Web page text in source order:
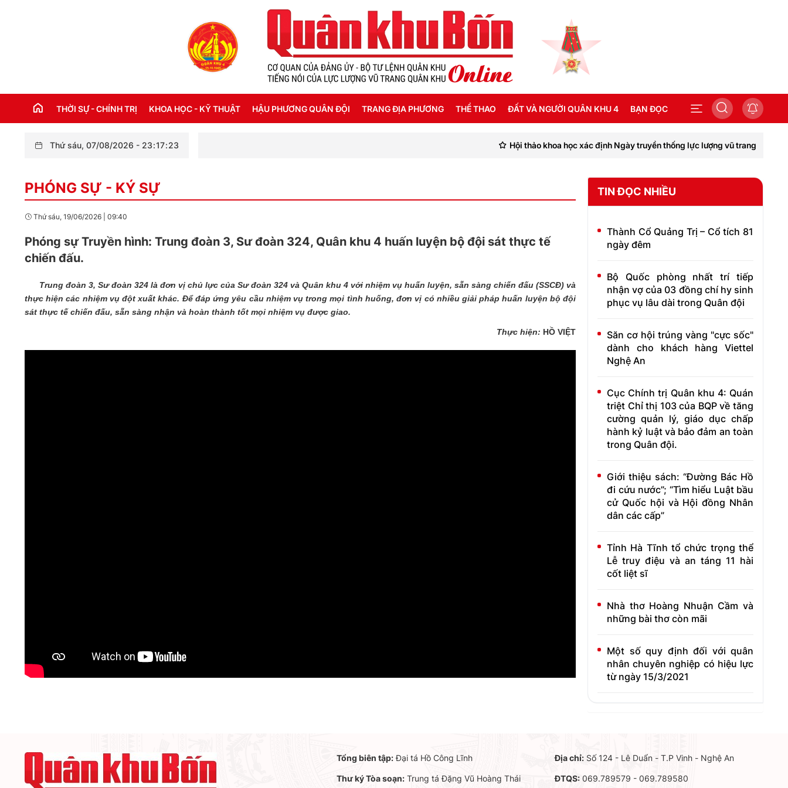
THỜI SỰ - CHÍNH TRỊ
THỜI SỰ QUỐC TẾ
KỶ NIỆM 110 NĂM NGÀY BÁC HỒ RA ĐI
TÌM ĐƯỜNG CỨU NƯỚC (05/6/1911 -
CHÀO MỪNG KỶ NIỆM 75 NĂM NGÀY
TRUYỀN THỐNG LỰC LƯỢNG VŨ TRANG
QUÂN KHU 4 (15/10/1945 - 15/10/2020)
KHOA HỌC - KỸ THUẬT HẬU PHƯƠNG QUÂN ĐỘI TRANG ĐỊA PHƯƠNG
QUẢNG TRỊ
THỂ THAO ĐẤT VÀ NGƯỜI QUÂN KHU 4 BẠN ĐỌC
Thứ sáu, 07/08/2026 - 23:17:24 Hội thảo khoa học xác định Ngày truyền thống lực lượng vũ trang tỉnh Quảng
PHÓNG SỰ - KÝ SỰ
Thứ sáu, 19/06/2026 09:40
Phóng sự Truyền hình: Trung đoàn 3, Sư đoàn 324, Quân khu 4 huấn luyện bộ đội sát thực tế
chiến đấu.
Trung đoàn 3, Sư đoàn 324 là đơn vị chủ lực của Sư đoàn 324 và Quân khu 4 với nhiệm vụ huấn luyện, sẵn sàng chiến đấu (SSCĐ) và
thực hiện các nhiệm vụ đột xuất khác. Để đáp ứng yêu cầu nhiệm vụ trong mọi tình huống, đơn vị có nhiều giải pháp huấn luyện bộ đội
sát thực tế chiến đấu, sẵn sàng nhận và hoàn thành tốt mọi nhiệm vụ được giao.
Thực hiện: HỒ VIỆT
TIN ĐỌC NHIỀU
Thành Cổ Quảng Trị – Cổ tích 81
ngày đêm
Bộ Quốc phòng nhất trí tiếp
nhận vợ của 03 đồng chí hy sinh
phục vụ lâu dài trong Quân đội
Săn cơ hội trúng vàng "cực sốc"
dành cho khách hàng Viettel
Nghệ An
Cục Chính trị Quân khu 4: Quán
triệt Chỉ thị 103 của BQP về tăng
cường quản lý, giáo dục chấp
hành kỷ luật và bảo đảm an toàn
trong Quân đội.
Giới thiệu sách: “Đường Bác Hồ
đi cứu nước”; “Tìm hiểu Luật bầu
cử Quốc hội và Hội đồng Nhân
dân các cấp”
Tỉnh Hà Tĩnh tổ chức trọng thể
Lễ truy điệu và an táng 11 hài
cốt liệt sĩ
Nhà thơ Hoàng Nhuận Cầm và
những bài thơ còn mãi
Một số quy định đối với quân
nhân chuyên nghiệp có hiệu lực
từ ngày 15/3/2021
Tổng biên tập:Đại tá Hồ Công Lĩnh
Thư ký Tòa soạn:Trung tá Đặng Vũ Hoàng Thái
Địa chỉ:Số 124 - Lê Duẩn - T.P Vinh - Nghệ An
ĐTQS:069.789579 - 069.789580